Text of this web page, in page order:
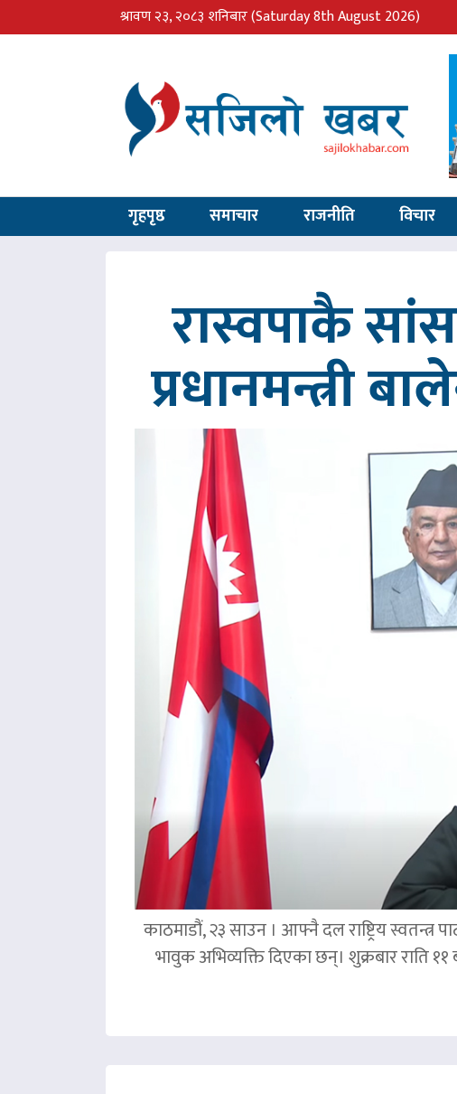
श्रावण २३, २०८३ शनिबार(Saturday 8th August 2026)
गृहपृष्ठ समाचार राजनीति विचार
रास्वपाकै
प्रधानमन्त्री
काठमाडौं, २३ साउन । आफ्नै दल राष्ट्रिय
भावुक अभिव्यक्ति दिएका छन्। शुक्रबार राति